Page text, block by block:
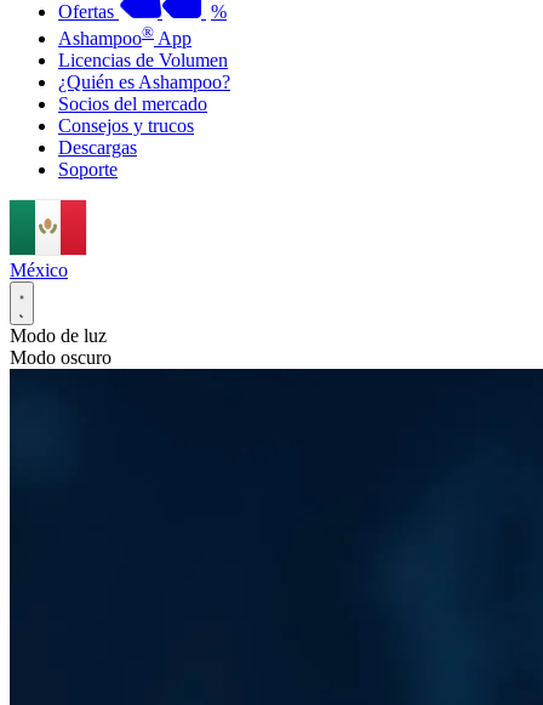
Ofertas
%
Ashampoo® App
Licencias de Volumen
¿Quién es Ashampoo?
Socios del mercado
Consejos y trucos
Descargas
Soporte
México
Modo de luz
Modo oscuro